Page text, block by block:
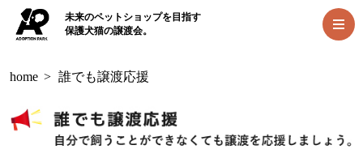
未来のペットショップを目指す
保護犬猫の譲渡会。
home > 誰でも譲渡応援